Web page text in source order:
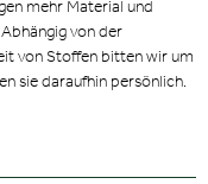
mehr Material und
von der
von Stoffen bitten wir um
sie daraufhin persönlich.